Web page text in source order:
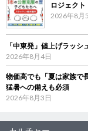
ロジェク
2026年8月
「中東発」値上げラッ
2026年8月4日
物価高でも「夏は家族で
猛暑への備えも必須
2026年8月3日